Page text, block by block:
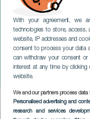
With your agreement, we
technologies to store, access,
website, IP addresses and
consent to process your data
can withdraw your consent
interest at any time by clicking
website.
We and our partners process data
Personalised advertising and
research and services
Tenique
film
LANZAROTE
Imagen
Listado